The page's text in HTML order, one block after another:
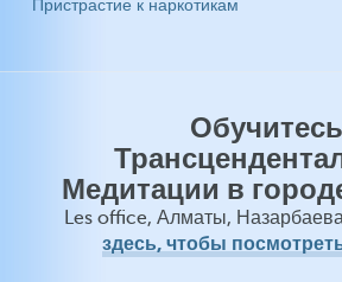
Пристрастие к наркотикам
Обучитесь
Медитации в
Les office, Алматы,
здесь, чтобы